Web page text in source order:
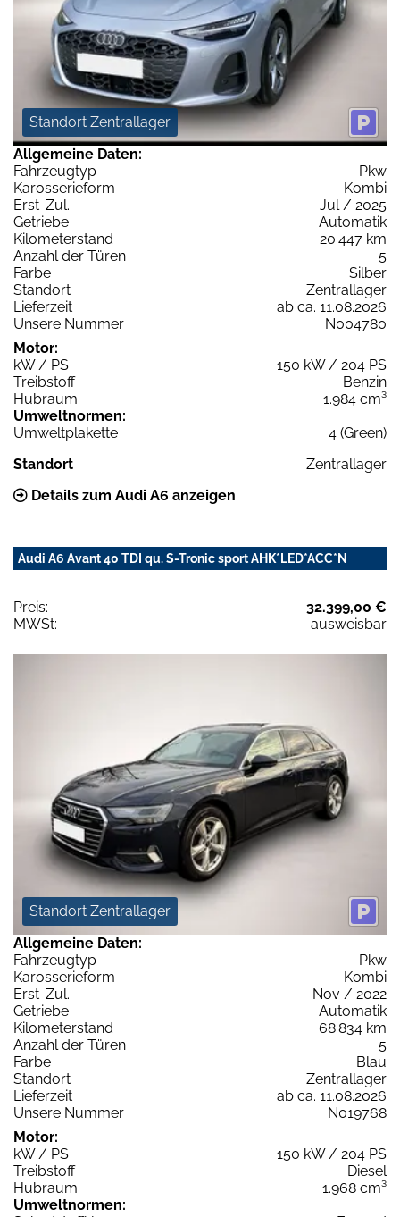
Standort Zentrallager
Allgemeine Daten:
Fahrzeugtyp
Pkw
Karosserieform
Kombi
Erst-Zul.
Jul / 2025
Getriebe
Automatik
Kilometerstand
20.447 km
Anzahl der Türen
5
Farbe
Silber
Standort
Zentrallager
Lieferzeit
ab ca. 11.08.2026
Unsere Nummer
N004780
Motor:
kW / PS
150 kW / 204 PS
Treibstoff
Benzin
Hubraum
1.984 cm³
Umweltnormen:
Umweltplakette
4 (Green)
Standort
Zentrallager
Details zum Audi A6 anzeigen
Audi A6 Avant 40 TDI qu. S-Tronic sport AHK*LED*ACC*N
Preis:
32.399,00 €
MWSt:
ausweisbar
Standort Zentrallager
Allgemeine Daten:
Fahrzeugtyp
Pkw
Karosserieform
Kombi
Erst-Zul.
Nov / 2022
Getriebe
Automatik
Kilometerstand
68.834 km
Anzahl der Türen
5
Farbe
Blau
Standort
Zentrallager
Lieferzeit
ab ca. 11.08.2026
Unsere Nummer
N019768
Motor:
kW / PS
150 kW / 204 PS
Treibstoff
Diesel
Hubraum
1.968 cm³
Umweltnormen: